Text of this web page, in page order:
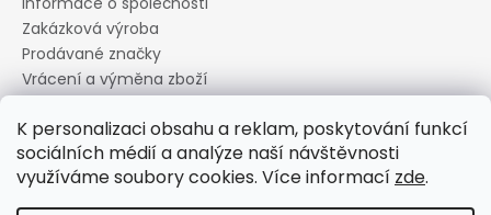
K personalizaci obsahu a reklam, poskytování funkcí
sociálních médií a analýze naší návštěvnosti
využíváme soubory cookies. Více informací zde.
Zakázková výroba
Prodávané značky
Vrácení a výměna zboží
Informace o souborech cookies
Reklamační řád
Obchodní podmínky